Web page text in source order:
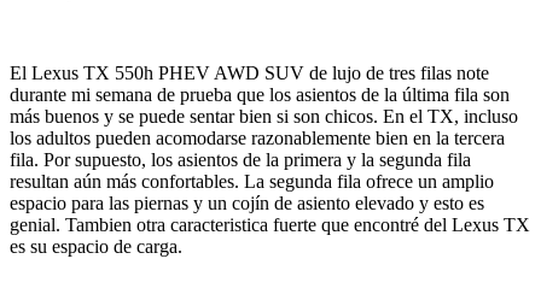
El Lexus TX 550h PHEV AWD SUV de lujo de tres filas note
durante mi semana de prueba que los asientos de la última fila son
más buenos y se puede sentar bien si son chicos. En el TX, incluso
los adultos pueden acomodarse razonablemente bien en la tercera
fila. Por supuesto, los asientos de la primera y la segunda fila
resultan aún más confortables. La segunda fila ofrece un amplio
espacio para las piernas y un cojín de asiento elevado y esto es
genial. Tambien otra caracteristica fuerte que encontré del Lexus TX
es su espacio de carga.